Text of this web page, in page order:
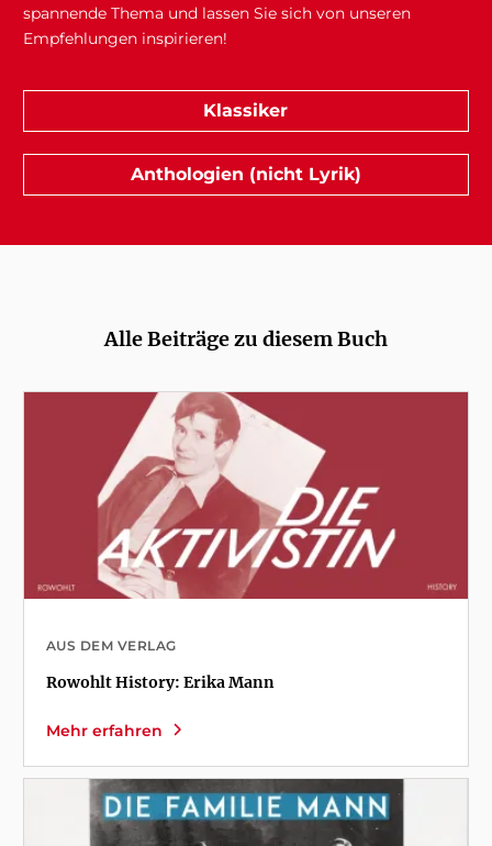
spannende Thema und lassen Sie sich von unseren
Empfehlungen inspirieren!
Klassiker
Anthologien (nicht Lyrik)
Alle Beiträge zu diesem Buch
AUS DEM VERLAG
Rowohlt History: Erika Mann
Mehr erfahren